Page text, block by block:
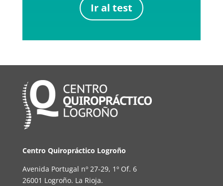
Ir al test
Centro Quiropráctico Logroño
Avenida Portugal nº 27-29, 1º Of. 6
26001 Logroño. La Rioja.